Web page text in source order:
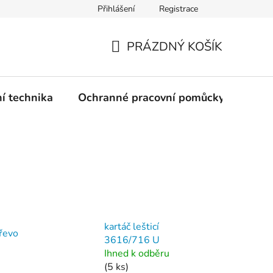
Přihlášení Registrace
KOŠÍK
PRÁZDNÝ KOŠÍK
technika Ochranné pracovní pomůcky
kartáč lešticí
3616/716 U
Ihned k odběru
(5 ks)